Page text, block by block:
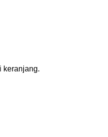
keranjang.